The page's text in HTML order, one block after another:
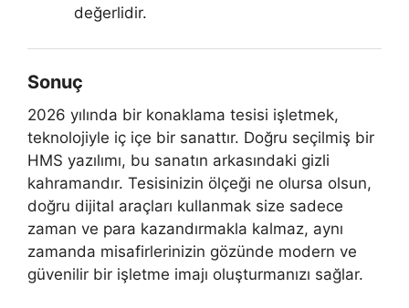
değerlidir.
Sonuç
2026 yılında bir konaklama tesisi işletmek,
teknolojiyle iç içe bir sanattır. Doğru seçilmiş bir
HMS yazılımı, bu sanatın arkasındaki gizli
kahramandır. Tesisinizin ölçeği ne olursa olsun,
doğru dijital araçları kullanmak size sadece
zaman ve para kazandırmakla kalmaz, aynı
zamanda misafirlerinizin gözünde modern ve
güvenilir bir işletme imajı oluşturmanızı sağlar.